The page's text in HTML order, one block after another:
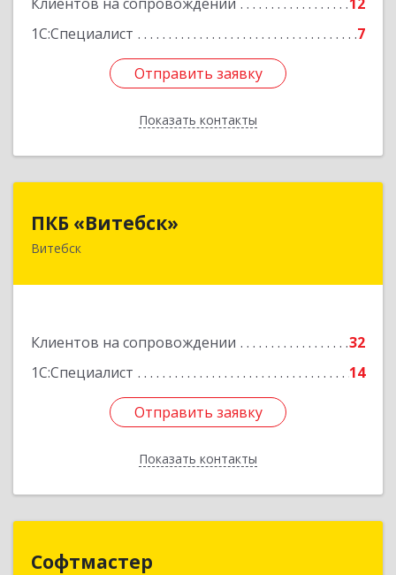
1С:Специалист
7
Отправить заявку
Показать контакты
Отправить заявку
Назад
ПКБ «Витебск»
Витебск
Клиентов на сопровождении
32
1С:Специалист
14
Отправить заявку
Показать контакты
Республика Беларусь, 210026, г. Витебск, ул.
Отправить заявку
Назад
Софтмастер